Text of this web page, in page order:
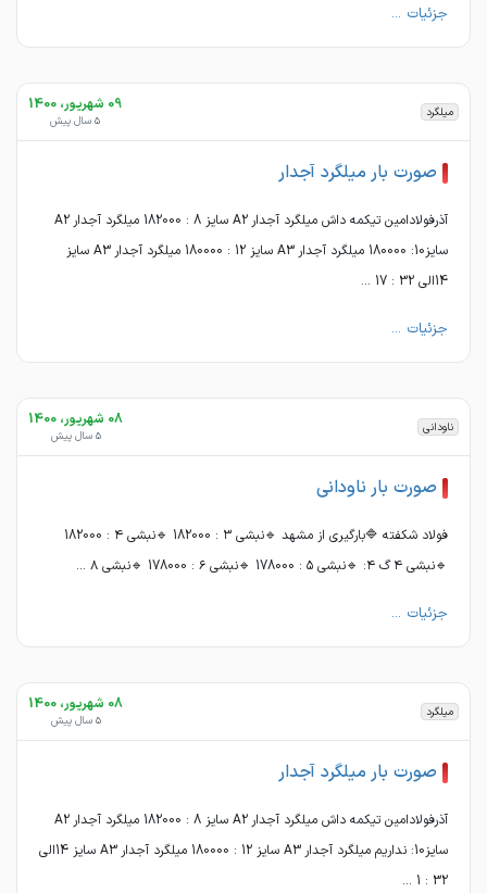
جزئیات ...
میلگرد 09 شهریور، 1400
5 سال پیش
صورت بار میلگرد آجدار
آذرفولادامین تیکمه داش میلگرد آجدار A2 سایز 8 : 182000 میلگرد آجدار A2
سایز10: 180000 میلگرد آجدار A3 سایز 12 : 180000 میلگرد آجدار A3 سایز
14الی 32 : 17 ...
جزئیات ...
ناودانی 08 شهریور، 1400
5 سال پیش
صورت بار ناودانی
فولاد شکفته 🔷بارگیری از مشهد 🔹نبشی ۳ : 182000 🔹نبشی ۴ : 182000
🔹نبشی ۴ گ ۴: 🔹نبشی ۵ : 178000 🔹نبشی ۶ : 178000 🔹نبشی ۸ ...
جزئیات ...
میلگرد 08 شهریور، 1400
5 سال پیش
صورت بار میلگرد آجدار
آذرفولادامین تیکمه داش میلگرد آجدار A2 سایز 8 : 182000 میلگرد آجدار A2
سایز10: نداریم میلگرد آجدار A3 سایز 12 : 180000 میلگرد آجدار A3 سایز 14الی
32 : 1 ...